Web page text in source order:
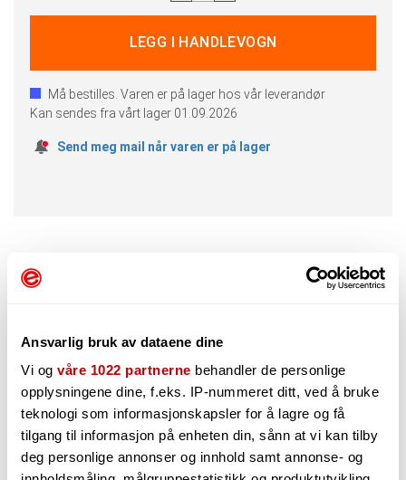
Ansvarlig bruk av dataene dine
Vi og våre 1022 partnerne behandler de personlige
opplysningene dine, f.eks. IP-nummeret ditt, ved å bruke
teknologi som informasjonskapsler for å lagre og få
tilgang til informasjon på enheten din, sånn at vi kan tilby
deg personlige annonser og innhold samt annonse- og
Må bestilles. Varen er på lager hos vår leverandør
Kan sendes fra vårt lager 01.09.2026
Send meg mail når varen er på lager
Beskrivelse
Produktteksten på denne varen er maskinoversatt. Trykk
her for å se originalspråk (engelsk).
I begynnelsen av 1984 ga Boss ut to rare nye enheter under
navnet The Pocket Series. En av disse enhetene var FA-1
FET-forforsterkningen, og den fant raskt sin rettmessige
plass blant legendene om tone da kanten av U2 brukte den
på innspillingen av uforglemmelig brann i tillegg til å plassere